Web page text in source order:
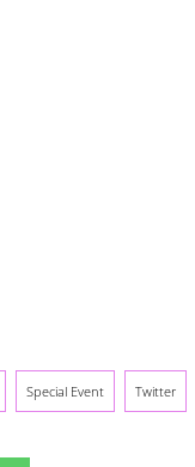
Special Event Twitter